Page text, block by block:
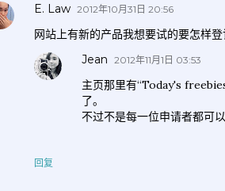
E. Law 2012年10月31日 20:56
网站上有新的产品我想要试的要怎样登
回复
Jean 2012年11月1日 03:53
主页那里有“Today's
了。
不过不是每一位申请者都可